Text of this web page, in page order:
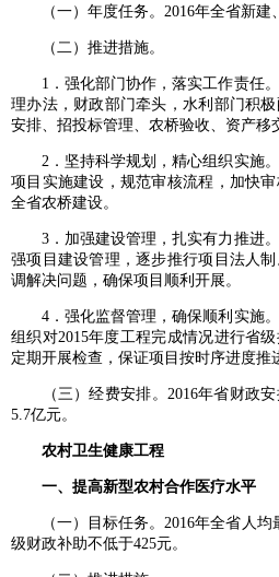
（一）年度任务。2016年全省新建、
（二）推进措施。
1．强化部门协作，落实工作责任。
理办法，财政部门牵头，水利部门积
安排、招投标管理、农桥验收、资产移
2．坚持科学规划，精心组织实施。
项目实施建设，规范审核流程，加快
全省农桥建设。
3．加强建设管理，扎实有力推进。
强项目建设管理，逐步推行项目法人
调解决问题，确保项目顺利开展。
4．强化监督管理，确保顺利实施。
组织对2015年度工程完成情况进行省
定期开展检查，保证项目按时序进度推
（三）经费安排。2016年省财政安
5.7亿元。
农村卫生健康工程
一、提高新型农村合作医疗水平
（一）目标任务。2016年全省人均
级财政补助不低于425元。